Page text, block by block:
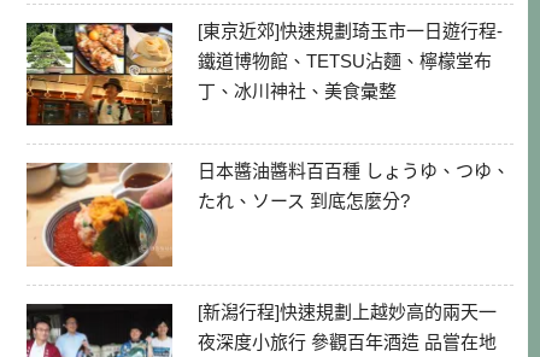
[東京近郊]快速規劃琦玉市一日遊行程-
鐵道博物館、TETSU沾麵、檸檬堂布
丁、冰川神社、美食彙整
日本醬油醬料百百種 しょうゆ、つゆ、
たれ、ソース 到底怎麼分?
[新潟行程]快速規劃上越妙高的兩天一
夜深度小旅行 參觀百年酒造 品嘗在地